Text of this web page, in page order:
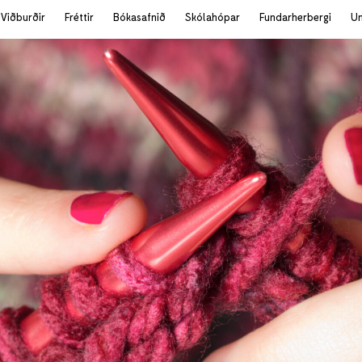
Viðburðir Fréttir Bókasafnið Skólahópar Fundarherbergi